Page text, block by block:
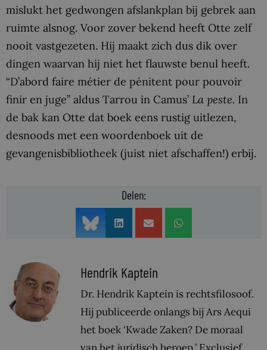
mislukt het gedwongen afslankplan bij gebrek aan
ruimte alsnog. Voor zover bekend heeft Otte zelf
nooit vastgezeten. Hij maakt zich dus dik over
dingen waarvan hij niet het flauwste benul heeft.
“D’abord faire métier de pénitent pour pouvoir
finir en juge” aldus Tarrou in Camus’ La peste. In
de bak kan Otte dat boek eens rustig uitlezen,
desnoods met een woordenboek uit de
gevangenisbibliotheek (juist niet afschaffen!) erbij.
Delen:
Hendrik Kaptein
Dr. Hendrik Kaptein is rechtsfilosoof.
Hij publiceerde onlangs bij Ars Aequi
het boek ‘Kwade Zaken? De moraal